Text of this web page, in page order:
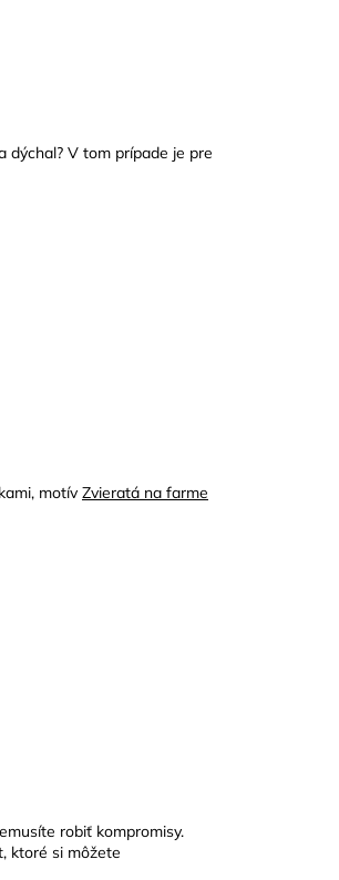
dýchal? V tom prípade je pre
motív Zvieratá na farme
robiť kompromisy.
ktoré si môžete